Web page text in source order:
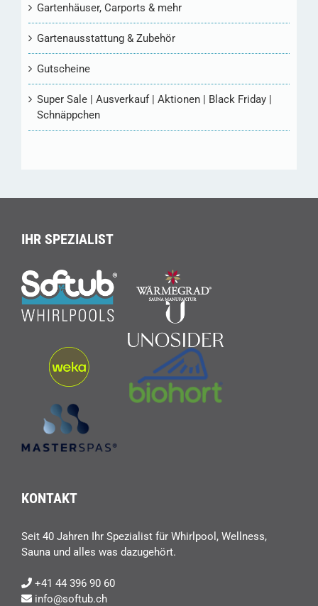
Gartenhäuser, Carports & mehr
Gartenausstattung & Zubehör
Gutscheine
Super Sale | Ausverkauf | Aktionen | Black Friday |
Schnäppchen
IHR SPEZIALIST
KONTAKT
Seit 40 Jahren Ihr Spezialist für Whirlpool, Wellness,
Sauna und alles was dazugehört.
+41 44 396 90 60
info@softub.ch